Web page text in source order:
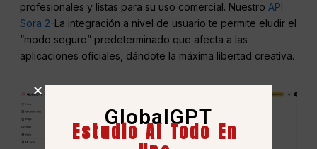
profesionales y listas para su uso comercial. NuestroAPI
Sora 2-La integración a nivel de usuario te permite eludir el
“modo seguro” predeterminado que afecta a las
aplicaciones oficiales, dándote la máxima libertad creativa.
GlobalGPT
Estudio AI Todo En